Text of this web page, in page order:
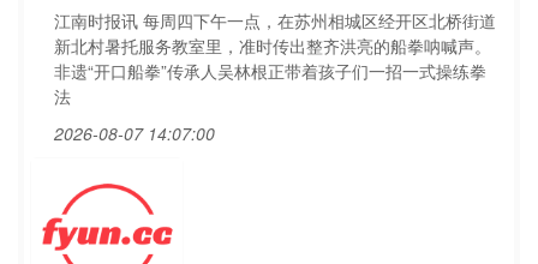
江南时报讯 每周四下午一点，在苏州相城区经开区北桥街道
新北村暑托服务教室里，准时传出整齐洪亮的船拳呐喊声。
非遗“开口船拳”传承人吴林根正带着孩子们一招一式操练拳
法
2026-08-07 14:07:00